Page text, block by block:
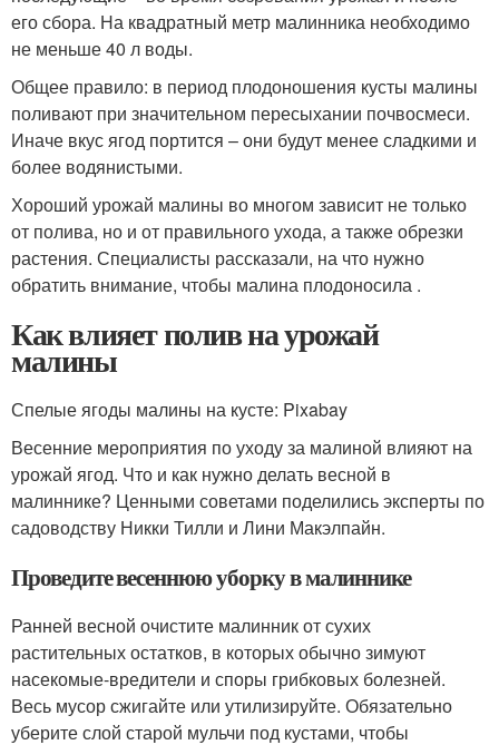
его сбора. На квадратный метр малинника необходимо
не меньше 40 л воды.
Общее правило: в период плодоношения кусты малины
поливают при значительном пересыхании почвосмеси.
Иначе вкус ягод портится – они будут менее сладкими и
более водянистыми.
Хороший урожай малины во многом зависит не только
от полива, но и от правильного ухода, а также обрезки
растения. Специалисты рассказали, на что нужно
обратить внимание, чтобы малина плодоносила .
Как влияет полив на урожай
малины
Спелые ягоды малины на кусте: Pixabay
Весенние мероприятия по уходу за малиной влияют на
урожай ягод. Что и как нужно делать весной в
малиннике? Ценными советами поделились эксперты по
садоводству Никки Тилли и Лини Макэлпайн.
Проведите весеннюю уборку в малиннике
Ранней весной очистите малинник от сухих
растительных остатков, в которых обычно зимуют
насекомые-вредители и споры грибковых болезней.
Весь мусор сжигайте или утилизируйте. Обязательно
уберите слой старой мульчи под кустами, чтобы